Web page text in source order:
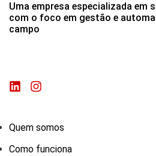
Uma empresa especializada em
com o foco em gestão e
campo
Quem somos
Como funciona